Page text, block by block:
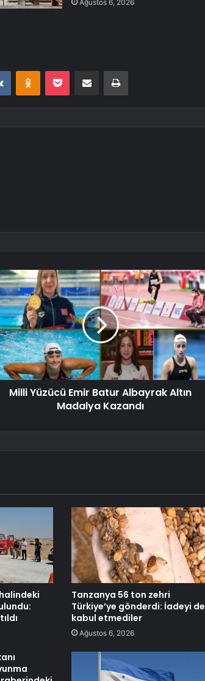
Ağustos 6, 2026
VKontakteOdnoklassniki
Pocket E-Posta ile paylaş Yazdır
Milli Yüzücü Emir Batur Albayrak Altın
Madalya Kazandı
Tanzanya 56 ton zehri
Türkiye’ye gönderdi: İadeyi de
kabul etmediler
Ağustos 6, 2026